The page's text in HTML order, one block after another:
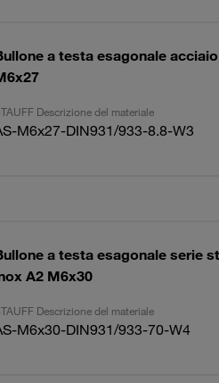
a testa esagonale
Descrizione del materiale
M6x27-DIN931/933-8.8-W3
a testa esagonale serie
A2 M6x30
Descrizione del materiale
M6x30-DIN931/933-70-W4